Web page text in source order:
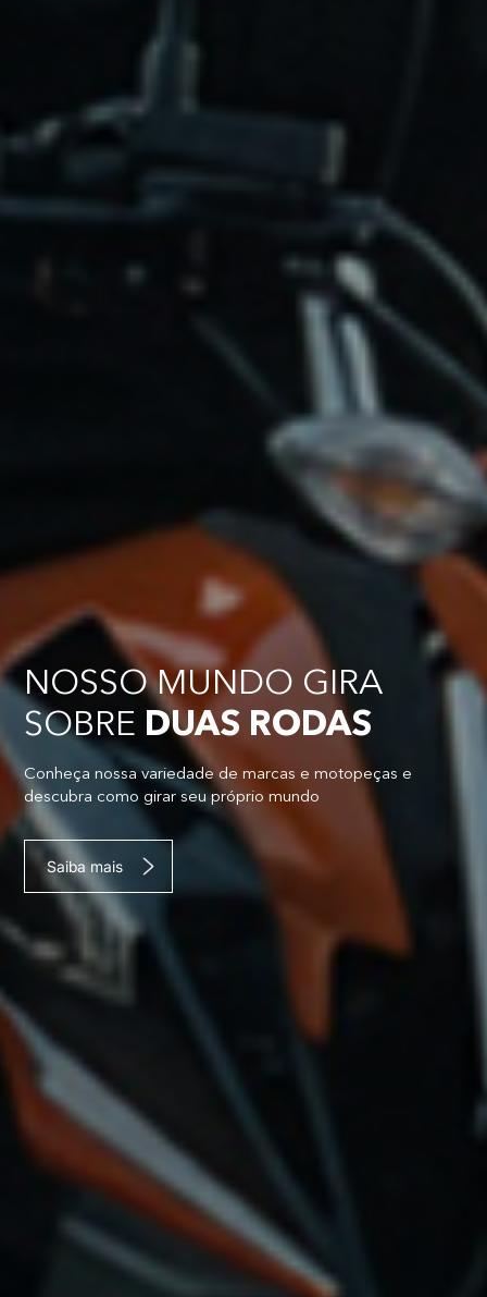
NOSSO MUNDO GIRA
SOBRE DUAS RODAS
Conheça nossa variedade de marcas e motopeças e
descubra como girar seu próprio mundo
Saiba mais